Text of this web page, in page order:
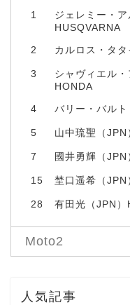
1
ジェレミー・ア
HUSQVARNA
2 カルロス・タ
3
シャヴィエル・
HONDA
4 バリー・バル
5 山中琉聖（
7 國井勇輝（
15 埜口遥希（
28 有田光（JPN）
Moto2
人気記事